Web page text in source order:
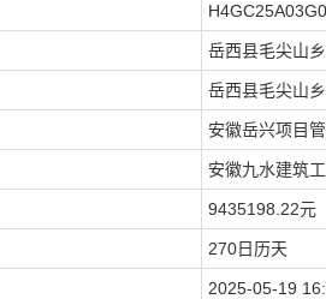
岳西县毛尖山
岳西县毛尖山
安徽岳兴项目
安徽九水建筑
9435198.22元
270日历天
2025-05-19